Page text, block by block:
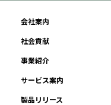
会社案内
社会貢献
事業紹介
サービス案内
製品リリース